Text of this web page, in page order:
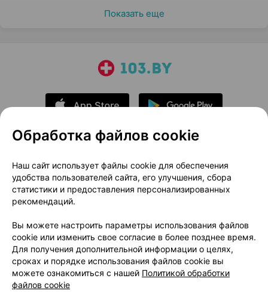
Показать еще
О проекте
Новости проекта
Размещение рекламы
Медицинский маркетинг
Публичный договор
Доставка
Способы оплаты
Вакансии
Партнеры
Написать руководителю 103.by
Написать в поддержку
Персональные настройки Cookie
Обработка файлов cookie
Наш сайт использует файлы cookie для обеспечения
удобства пользователей сайта, его улучшения, сбора
статистики и предоставления персонализированных
рекомендаций.
Вы можете настроить параметры использования файлов
cookie или изменить свое согласие в более позднее время.
Для получения дополнительной информации о целях,
сроках и порядке использования файлов cookie вы
можете ознакомиться с нашей Политикой обработки
файлов cookie